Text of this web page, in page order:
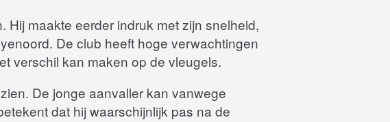
maakte eerder indruk met zijn snelheid,
De club heeft hoge verwachtingen
verschil kan maken op de vleugels.
De jonge aanvaller kan vanwege
dat hij waarschijnlijk pas na de